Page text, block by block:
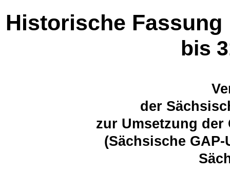
Historische Fassung
bis
der
zur Umsetzung
(Sächsische